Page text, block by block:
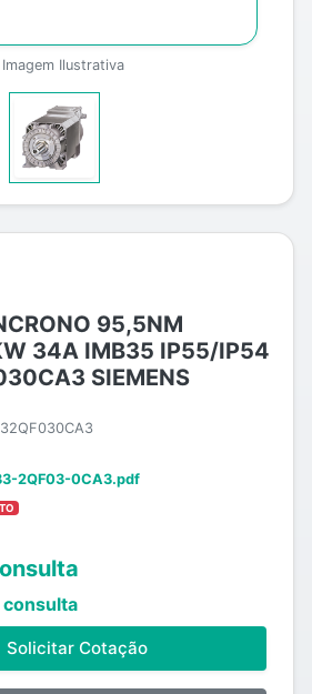
Imagem Ilustrativa
95,5NM
34A IMB35 IP55/IP54
SIEMENS
2QF03-0CA3.pdf
consulta
Solicitar Cotação